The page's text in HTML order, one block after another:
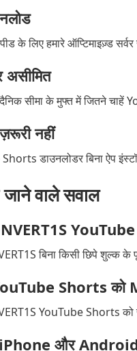
के लिए हमारे ऑप्टिमाइज़्ड
दैनिक सीमा के मुफ्त में जितने
नहीं
डाउनलोडर बिना ऐप
वाले सवाल
बिना किसी छिपे शुल्क
Shorts को
YouTube Shorts को
iPhone और Android